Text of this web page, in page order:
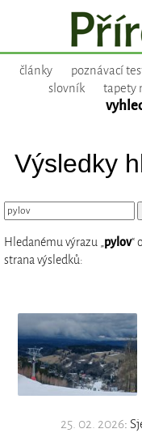
články poznávací
slovník
tapety
Výsledky
Hledanému výrazu „pylov“
strana výsledků:
25. 02. 2026: